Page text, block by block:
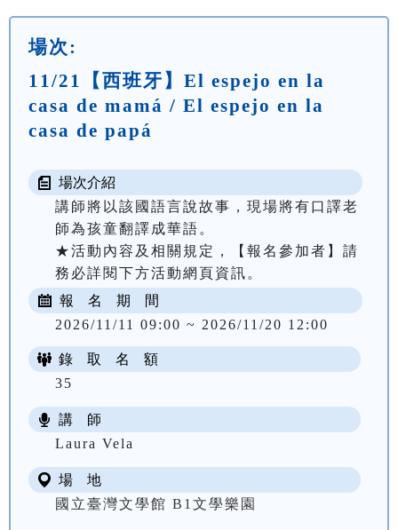
場次:
11/21【西班牙】El espejo en la
casa de mamá / El espejo en la
casa de papá
場次介紹
講師將以該國語言說故事，現場將有口譯老
師為孩童翻譯成華語。
★活動內容及相關規定，【報名參加者】請
務必詳閱下方活動網頁資訊。
報 名 期 間
2026/11/11 09:00 ~ 2026/11/20 12:00
錄 取 名 額
35
講 師
Laura Vela
場 地
國立臺灣文學館 B1文學樂園